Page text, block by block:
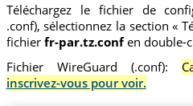
Téléchargez le fichier de
.conf), sélectionnez la section «
fichier fr-par.tz.confen double-
Fichier WireGuard (.conf):
inscrivez-vous pour voir.